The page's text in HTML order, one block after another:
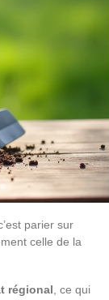
parier sur
celle de la
régional , ce qui